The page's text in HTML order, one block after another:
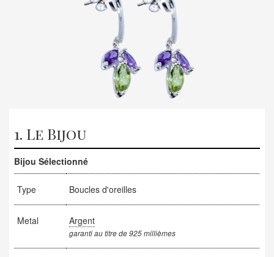
1. Le Bijou
Bijou Sélectionné
Type Boucles d'oreilles
Metal Argent
garanti au titre de 925 millièmes